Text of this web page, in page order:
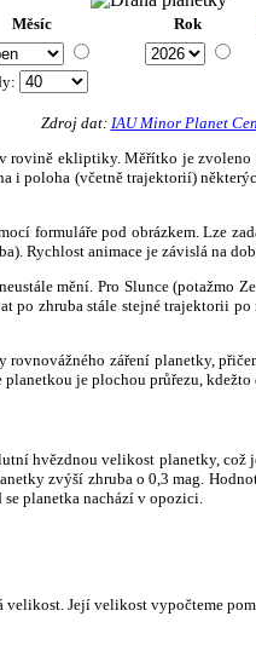
Měsíc Rok
:
Zdroj dat: IAU Minor Planet
rovině ekliptiky. Měřítko je
poloha (včetně trajektorií)
formuláře pod obrázkem. Lze
Rychlost animace je závislá na
mění. Pro Slunce
po zhruba stále stejné
záření planetky,
je plochou průřezu, kdežto
hvězdnou velikost planetky, což
zvýší zhruba o 0,3 mag.
se planetka nachází v opozici.
velikost. Její velikost vypočteme